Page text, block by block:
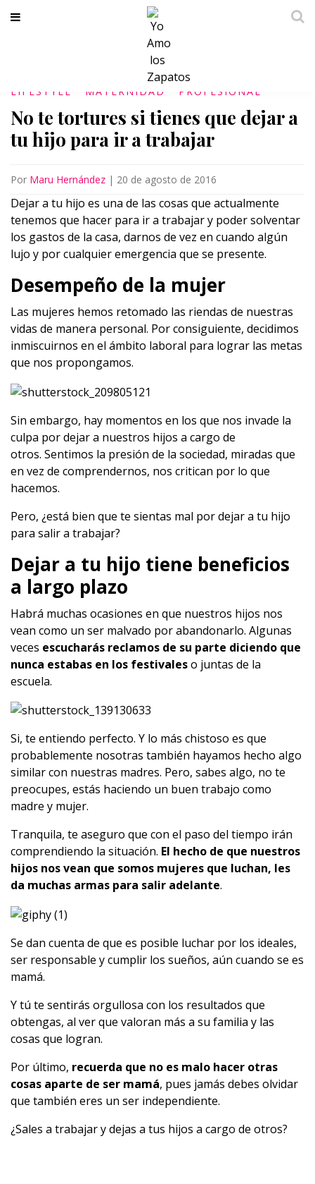
LIFESTYLE MATERNIDAD PROFESIONAL
No te tortures si tienes que dejar a
tu hijo para ir a trabajar
Por Maru Hernández | 20 de agosto de 2016
Dejar a tu hijo es una de las cosas que actualmente
tenemos que hacer para ir a trabajar y poder solventar
los gastos de la casa, darnos de vez en cuando algún
lujo y por cualquier emergencia que se presente.
Desempeño de la mujer
Las mujeres hemos retomado las riendas de nuestras
vidas de manera personal. Por consiguiente, decidimos
inmiscuirnos en el ámbito laboral para lograr las metas
que nos propongamos.
Sin embargo, hay momentos en los que nos invade la
culpa por dejar a nuestros hijos a cargo de
otros. Sentimos la presión de la sociedad, miradas que
en vez de comprendernos, nos critican por lo que
hacemos.
Pero, ¿está bien que te sientas mal por dejar a tu hijo
para salir a trabajar?
Dejar a tu hijo tiene beneficios
a largo plazo
Habrá muchas ocasiones en que nuestros hijos nos
vean como un ser malvado por abandonarlo. Algunas
veces escucharás reclamos de su parte diciendo que
nunca estabas en los festivaleso juntas de la
escuela.
Si, te entiendo perfecto. Y lo más chistoso es que
probablemente nosotras también hayamos hecho algo
similar con nuestras madres. Pero, sabes algo, no te
preocupes, estás haciendo un buen trabajo como
madre y mujer.
Tranquila, te aseguro que con el paso del tiempo irán
comprendiendo la situación. El hecho de que nuestros
hijos nos vean que somos mujeres que luchan, les
da muchas armas para salir adelante.
Se dan cuenta de que es posible luchar por los ideales,
ser responsable y cumplir los sueños, aún cuando se es
mamá.
Y tú te sentirás orgullosa con los resultados que
obtengas, al ver que valoran más a su familia y las
cosas que logran.
Por último, recuerda que no es malo hacer otras
cosas aparte de ser mamá, pues jamás debes olvidar
que también eres un ser independiente.
¿Sales a trabajar y dejas a tus hijos a cargo de otros?